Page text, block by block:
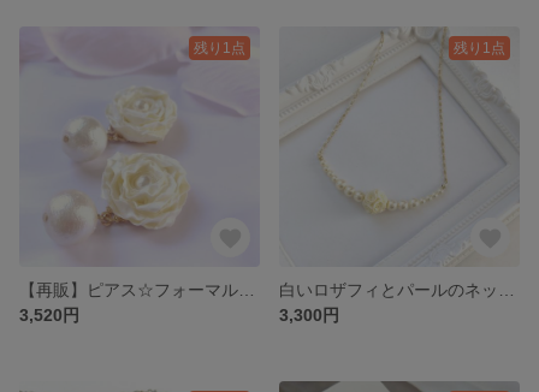
残り1点
3,520円
残り1点
3,300円